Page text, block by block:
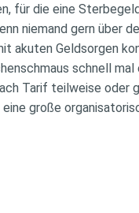
für die eine
niemand gern über
akuten Geldsorgen
schnell
Tarif teilweise oder
große